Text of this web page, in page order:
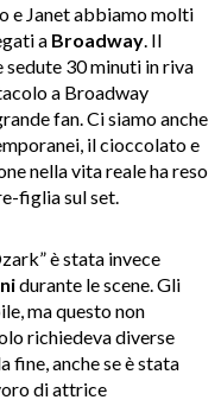
e Janet abbiamo molti
a Broadway . Il
30 minuti in riva
a Broadway
fan. Ci siamo anche
il cioccolato e
nella vita reale ha reso
figlia sul set.
è stata invece
durante le scene. Gli
ma questo non
richiedeva diverse
fine, anche se è stata
di attrice